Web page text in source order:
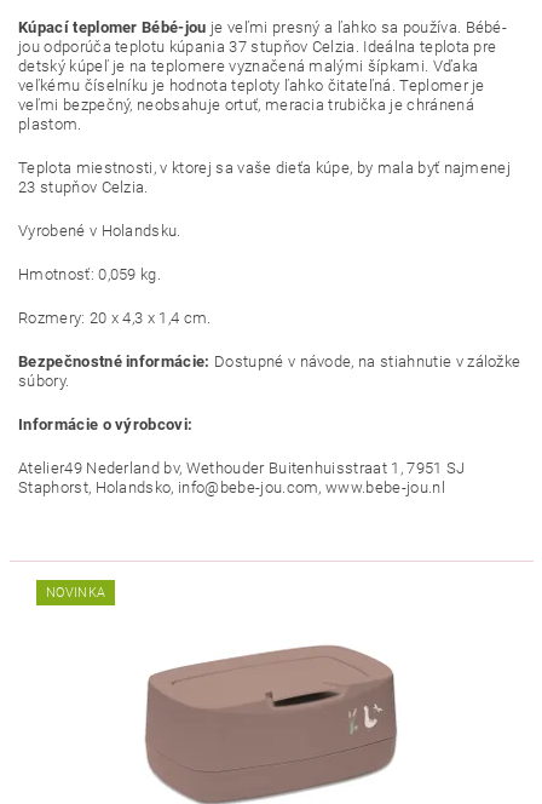
Kúpací teplomer Bébé-jou je veľmi presný a ľahko sa používa. Bébé-
jou odporúča teplotu kúpania 37 stupňov Celzia. Ideálna teplota pre
detský kúpeľ je na teplomere vyznačená malými šípkami. Vďaka
veľkému číselníku je hodnota teploty ľahko čitateľná. Teplomer je
veľmi bezpečný, neobsahuje ortuť, meracia trubička je chránená
plastom.
Teplota miestnosti, v ktorej sa vaše dieťa kúpe, by mala byť najmenej
23 stupňov Celzia.
Vyrobené v Holandsku.
Hmotnosť: 0,059 kg.
Rozmery: 20 x 4,3 x 1,4 cm.
Bezpečnostné informácie: Dostupné v návode, na stiahnutie v záložke
súbory.
Informácie o výrobcovi:
Atelier49 Nederland bv, Wethouder Buitenhuisstraat 1, 7951 SJ
Staphorst, Holandsko, info@bebe-jou.com, www.bebe-jou.nl
NOVINKA